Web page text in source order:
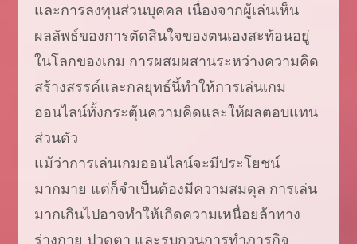
และการลงทุนส่วนบุคคล เนื่องจากผู้เล่นเห็น
ผลลัพธ์ของการตัดสินใจของตนเองสะท้อนอยู่
ในโลกของเกม การผสมผสานระหว่างความคิด
สร้างสรรค์และกลยุทธ์นี้ทำให้การเล่นเกม
ออนไลน์ทั้งกระตุ้นความคิดและให้ผลตอบแทน
ส่วนตัว
แม้ว่าการเล่นเกมออนไลน์จะมีประโยชน์
มากมาย แต่ก็จำเป็นต้องมีความสมดุล การเล่น
มากเกินไปอาจทำให้เกิดความเหนื่อยล้าทาง
ร่างกาย ปวดตา และรบกวนการทำภารกิจ